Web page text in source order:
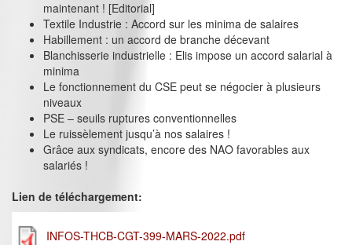
maintenant ! [Editorial]
Textile Industrie : Accord sur les minima de salaires
Habillement : un accord de branche décevant
Blanchisserie industrielle : Elis impose un accord salarial à
minima
Le fonctionnement du CSE peut se négocier à plusieurs
niveaux
PSE – seuils ruptures conventionnelles
Le ruissèlement jusqu’à nos salaires !
Grâce aux syndicats, encore des NAO favorables aux
salariés !
Lien de téléchargement:
INFOS-THCB-CGT-399-MARS-2022.pdf